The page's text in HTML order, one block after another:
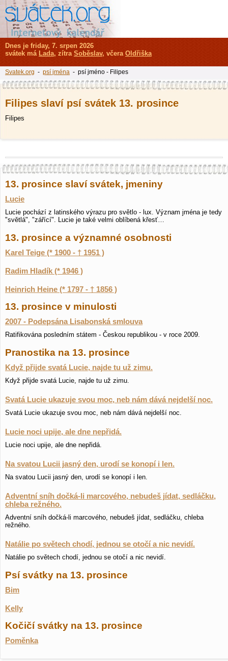
Filipes slaví psí svátek 13. prosince
Filipes
13. prosince slaví svátek, jmeniny
Lucie
Lucie pochází z latinského výrazu pro světlo - lux. Význam jména je tedy
"světlá", "zářící". Lucie je také velmi oblíbená křesť…
13. prosince a významné osobnosti
Karel Teige (* 1900 - † 1951 )
Radim Hladík (* 1946 )
Heinrich Heine (* 1797 - † 1856 )
13. prosince v minulosti
2007 - Podepsána Lisabonská smlouva
Ratifikována posledním státem - Českou republikou - v roce 2009.
Pranostika na 13. prosince
Když přijde svatá Lucie, najde tu už zimu.
Když přijde svatá Lucie, najde tu už zimu.
Svatá Lucie ukazuje svou moc, neb nám dává nejdelší noc.
Svatá Lucie ukazuje svou moc, neb nám dává nejdelší noc.
Lucie noci upije, ale dne nepřidá.
Lucie noci upije, ale dne nepřidá.
Na svatou Lucii jasný den, urodí se konopí i len.
Na svatou Lucii jasný den, urodí se konopí i len.
Adventní sníh dočká-li marcového, nebudeš jídat, sedláčku,
chleba režného.
Adventní sníh dočká-li marcového, nebudeš jídat, sedláčku, chleba
režného.
Natálie po světech chodí, jednou se otočí a nic nevidí.
Natálie po světech chodí, jednou se otočí a nic nevidí.
Psí svátky na 13. prosince
Bim
Kelly
Kočičí svátky na 13. prosince
Poměnka
Dnes je friday, 7. srpen 2026
svátek má Lada, zítra Soběslav, včera Oldřiška
Svatek.org - psí jména - psí jméno - Filipes